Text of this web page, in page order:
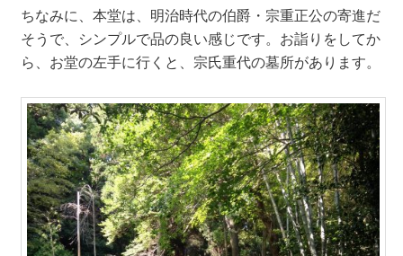
ちなみに、本堂は、明治時代の伯爵・宗重正公の寄進だ
そうで、シンプルで品の良い感じです。お詣りをしてか
ら、お堂の左手に行くと、宗氏重代の墓所があります。